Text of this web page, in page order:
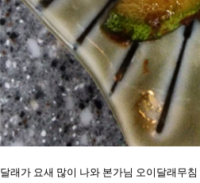
달래가 요새 많이 나와 본가님 오이달래무